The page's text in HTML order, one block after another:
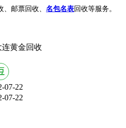
、邮票回收、 名包名表 回收等服务。
07-22
07-22